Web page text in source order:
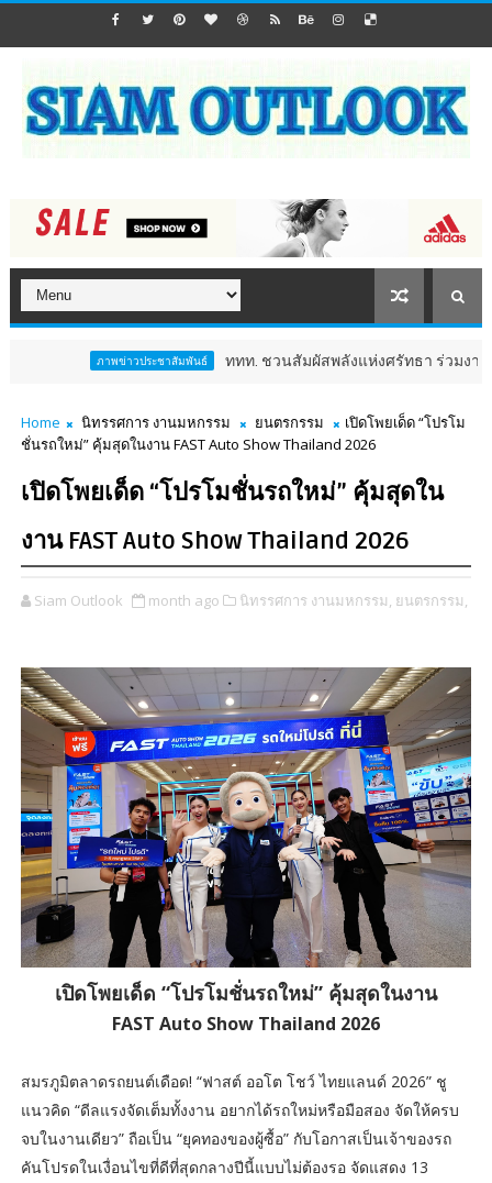
ภาพข่าวประชาสัมพันธ์ ททท. ชวนสัมผัสพลังแห่งศรัทธา ร่วมงาน "ห่มผ้าหลวง
Home นิทรรศการ งานมหกรรม ยนตรกรรม
เปิดโพยเด็ด “โปรโม
ชั่นรถใหม่” คุ้มสุดในงาน FAST Auto Show Thailand 2026
เปิดโพยเด็ด “โปรโมชั่นรถใหม่” คุ้มสุดใน
งาน FAST Auto Show Thailand 2026
Siam Outlook month ago นิทรรศการ งานมหกรรม, ยนตรกรรม,
เปิดโพยเด็ด “โปรโมชั่นรถใหม่” คุ้มสุดในงาน
FAST Auto Show Thailand 2026
สมรภูมิตลาดรถยนต์เดือด! “ฟาสต์ ออโต โชว์ ไทยแลนด์ 2026” ชู
แนวคิด “ดีลแรงจัดเต็มทั้งงาน อยากได้รถใหม่หรือมือสอง จัดให้ครบ
จบในงานเดียว” ถือเป็น “ยุคทองของผู้ซื้อ” กับโอกาสเป็นเจ้าของรถ
คันโปรดในเงื่อนไขที่ดีที่สุดกลางปีนี้แบบไม่ต้องรอ จัดแสดง 13